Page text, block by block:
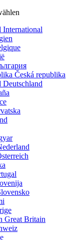
International
Česká republika
Deutschland
Great Britain